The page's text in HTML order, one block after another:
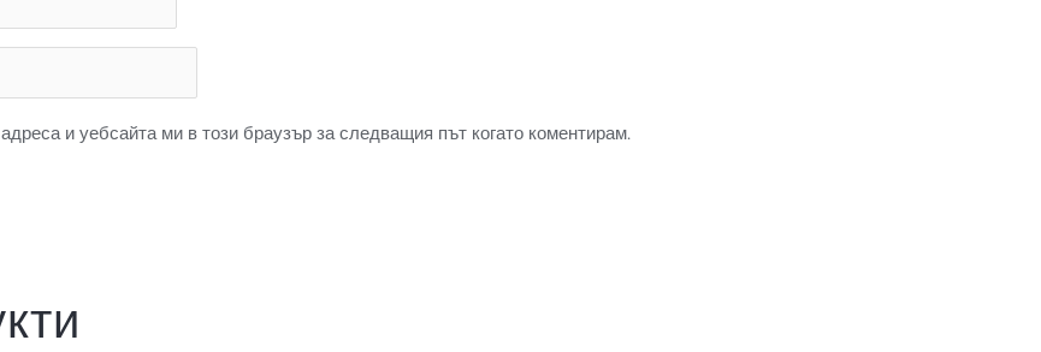
и уебсайта ми в този браузър за следващия път когато коментирам.